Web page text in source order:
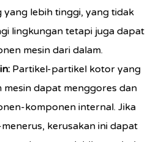
yang lebih tinggi, yang tidak
lingkungan tetapi juga dapat
mesin dari dalam.
Partikel-partikel kotor yang
mesin dapat menggores dan
komponen internal. Jika
kerusakan ini dapat